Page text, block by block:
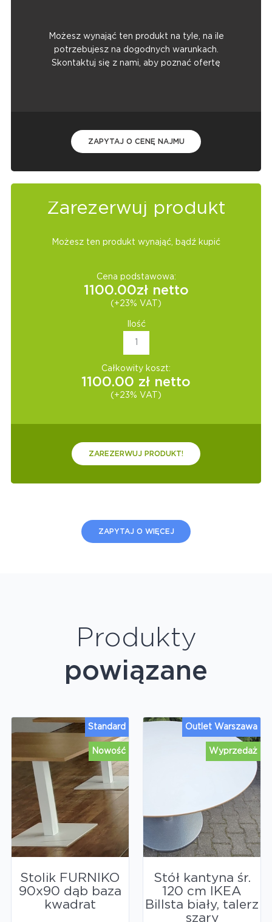
Możesz wynająć ten produkt na tyle, na ile
potrzebujesz na dogodnych warunkach.
Skontaktuj się z nami, aby poznać ofertę
ZAPYTAJ O CENĘ NAJMU
Zarezerwuj produkt
Możesz ten produkt wynająć, bądź kupić
Cena podstawowa:
1100.00zł netto
(+23% VAT)
Ilość
Całkowity koszt:
1100.00 zł netto
(+23% VAT)
ZAREZERWUJ PRODUKT!
ZAPYTAJ O WIĘCEJ
Produkty
powiązane
Nowość
Standard
Stolik FURNIKO
90x90 dąb baza
kwadrat
Wyprzedaż
Outlet Warszawa
Stół kantyna śr.
120 cm IKEA
Billsta biały, talerz
szary